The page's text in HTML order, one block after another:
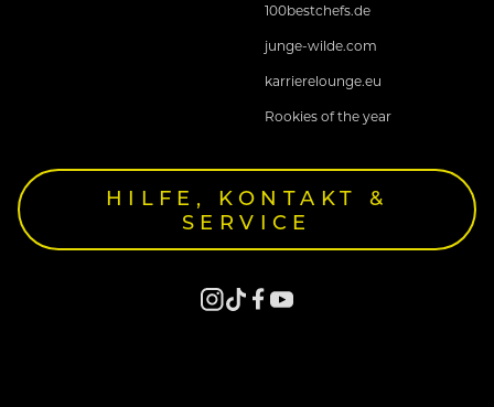
100bestchefs.de
junge-wilde.com
karrierelounge.eu
Rookies of the year
HILFE, KONTAKT &
SERVICE